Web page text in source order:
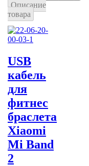
Описание
товара
USB
кабель
для
фитнес
браслета
Xiaomi
Mi Band
2